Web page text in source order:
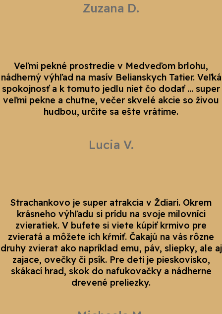
Zuzana D.
Veľmi pekné prostredie v Medveďom brlohu,
nádherný výhľad na masív Belianskych Tatier. Veľká
spokojnosť a k tomuto jedlu niet čo dodať … super
veľmi pekne a chutne, večer skvelé akcie so živou
hudbou, určite sa ešte vrátime.
Lucia V.
Strachankovo je super atrakcia v Ždiari. Okrem
krásneho výhľadu si prídu na svoje milovníci
zvieratiek. V bufete si viete kúpiť krmivo pre
zvieratá a môžete ich kŕmiť. Čakajú na vás rôzne
druhy zvierat ako napríklad emu, páv, sliepky, ale aj
zajace, ovečky či psík. Pre deti je pieskovisko,
skákací hrad, skok do nafukovačky a nádherne
drevené preliezky.